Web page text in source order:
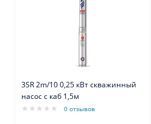
3SR 2m/10 0,25 кВт скважинный
насос с каб 1,5м
0 отзывов